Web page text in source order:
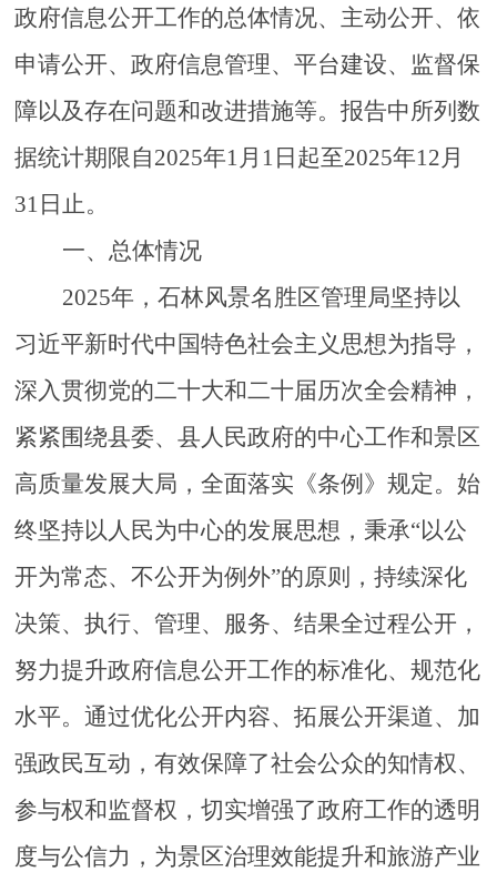
政府信息公开工作的总体情况、主动公开、依
申请公开、政府信息管理、平台建设、监督保
障以及存在问题和改进措施等。报告中所列数
据统计期限自2025年1月1日起至2025年12月
31日止。
一、总体情况
2025年， 石林风景名胜区管理局坚持以
习近平新时代中国特色社会主义思想为指导，
深入贯彻党的二十大和二十届历次全会精神，
紧紧围绕县委、县人民政府的中心工作和景区
高质量发展大局，全面落实《条例》规定。 始
终坚持以人民为中心的发展思想，秉承“以公
开为常态、不公开为例外”的原则，持续深化
决策、执行、管理、服务、结果全过程公开，
努力提升政府信息公开工作的标准化、规范化
水平。通过优化公开内容、拓展公开渠道、加
强政民互动，有效保障了社会公众的知情权、
参与权和监督权，切实增强了政府工作的透明
度与公信力，为景区治理效能提升和旅游产业